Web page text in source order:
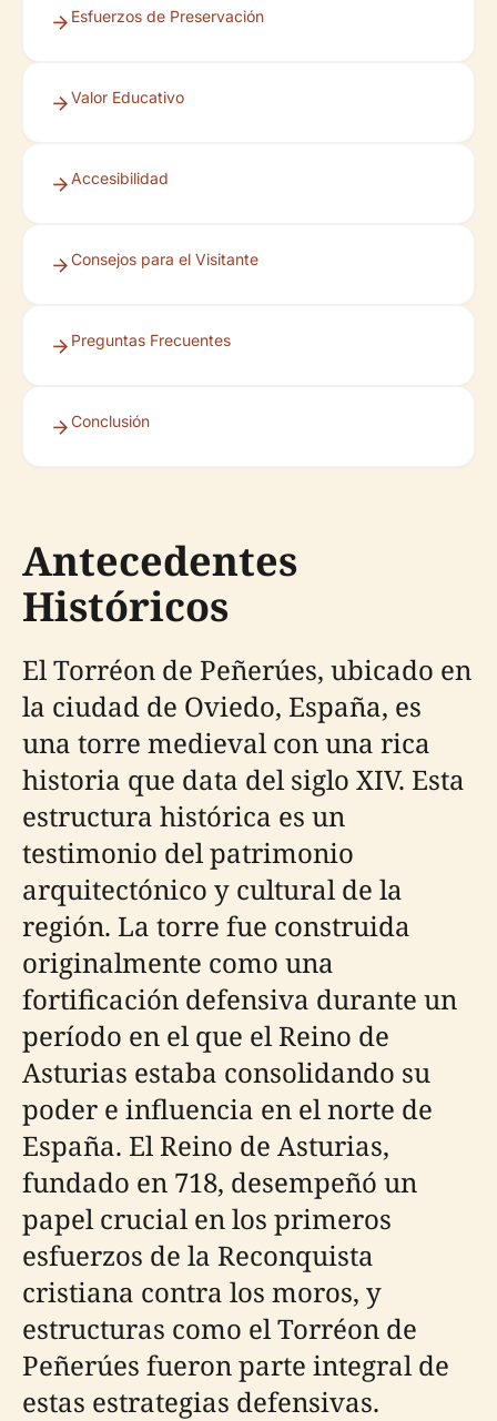
Esfuerzos de Preservación
Valor Educativo
Accesibilidad
Consejos para el Visitante
Preguntas Frecuentes
Conclusión
Antecedentes
Históricos
El Torréon de Peñerúes, ubicado en
la ciudad de Oviedo, España, es
una torre medieval con una rica
historia que data del siglo XIV. Esta
estructura histórica es un
testimonio del patrimonio
arquitectónico y cultural de la
región. La torre fue construida
originalmente como una
fortificación defensiva durante un
período en el que el Reino de
Asturias estaba consolidando su
poder e influencia en el norte de
España. El Reino de Asturias,
fundado en 718, desempeñó un
papel crucial en los primeros
esfuerzos de la Reconquista
cristiana contra los moros, y
estructuras como el Torréon de
Peñerúes fueron parte integral de
estas estrategias defensivas.